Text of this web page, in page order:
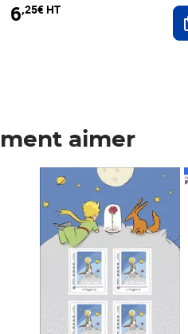
au panier
6,25€ HT
aimer
Prix 6,25€ HT